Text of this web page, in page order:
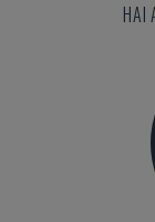
HAI